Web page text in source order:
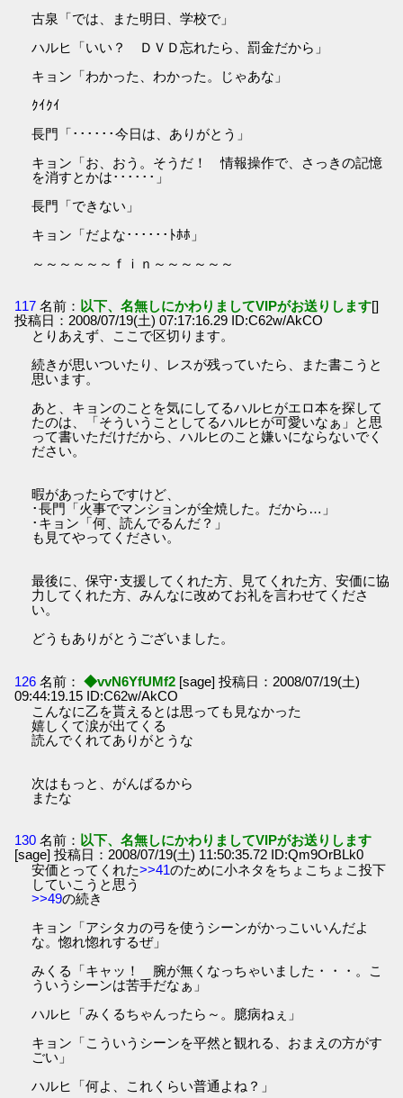
古泉「では、また明日、学校で」
ハルヒ「いい？ ＤＶＤ忘れたら、罰金だから」
キョン「わかった、わかった。じゃあな」
ｸｲｸｲ
長門「･･････今日は、ありがとう」
キョン「お、おう。そうだ！ 情報操作で、さっきの記憶
を消すとかは･･････」
長門「できない」
キョン「だよな･･････ﾄﾎﾎ」
～～～～～～ｆｉｎ～～～～～～
117 名前： 以下、名無しにかわりましてVIPがお送りします[]
投稿日：2008/07/19(土) 07:17:16.29 ID:C62w/AkCO
とりあえず、ここで区切ります。
続きが思いついたり、レスが残っていたら、また書こうと
思います。
あと、キョンのことを気にしてるハルヒがエロ本を探して
たのは、「そういうことしてるハルヒが可愛いなぁ」と思
って書いただけだから、ハルヒのこと嫌いにならないでく
ださい。
暇があったらですけど、
･長門「火事でマンションが全焼した。だから…」
･キョン「何、読んでるんだ？」
も見てやってください。
最後に、保守･支援してくれた方、見てくれた方、安価に協
力してくれた方、みんなに改めてお礼を言わせてくださ
い。
どうもありがとうございました。
126 名前： ◆vvN6YfUMf2 [sage] 投稿日：2008/07/19(土)
09:44:19.15 ID:C62w/AkCO
こんなに乙を貰えるとは思っても見なかった
嬉しくて涙が出てくる
読んでくれてありがとうな
次はもっと、がんばるから
またな
130 名前： 以下、名無しにかわりましてVIPがお送りします
[sage] 投稿日：2008/07/19(土) 11:50:35.72 ID:Qm9OrBLk0
安価とってくれた>>41のために小ネタをちょこちょこ投下
していこうと思う
>>49の続き
キョン「アシタカの弓を使うシーンがかっこいいんだよ
な。惚れ惚れするぜ」
みくる「キャッ！ 腕が無くなっちゃいました・・・。こ
ういうシーンは苦手だなぁ」
ハルヒ「みくるちゃんったら～。臆病ねぇ」
キョン「こういうシーンを平然と観れる、おまえの方がす
ごい」
ハルヒ「何よ、これくらい普通よね？」